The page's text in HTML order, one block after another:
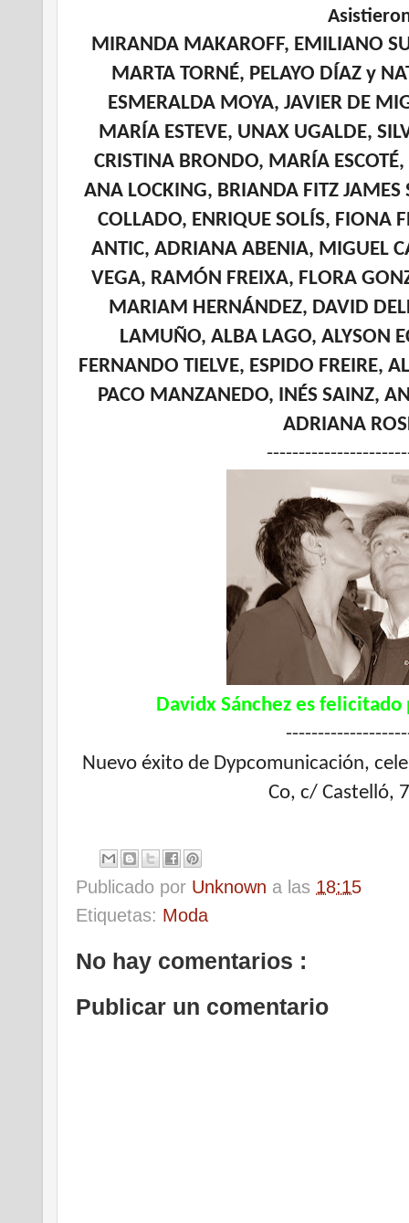
MIRANDA MAKAROFF, EMILIANO
MARTA TORNÉ, PELAYO DÍAZ y
ESMERALDA MOYA, JAVIER DE
MARÍA ESTEVE, UNAX UGALDE,
CRISTINA BRONDO, MARÍA
ANA LOCKING, BRIANDA FITZ JAMES
COLLADO, ENRIQUE SOLÍS, FIONA
ANTIC, ADRIANA ABENIA, MIGUEL
VEGA, RAMÓN FREIXA, FLORA
MARIAM HERNÁNDEZ, DAVID
LAMUÑO, ALBA LAGO, ALYSON
FERNANDO TIELVE, ESPIDO FREIRE,
PACO MANZANEDO, INÉS SAINZ,
ADRIANA
Davidx Sánchez es
Nuevo éxito de Dypcomunicación,
Co, c/ Castelló, 7
Publicado por Unknown a las 18:15
Etiquetas: Moda
No hay comentarios :
Publicar un comentario